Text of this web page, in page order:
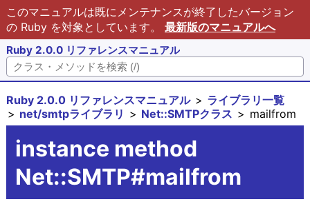
このマニュアルは既にメンテナンスが終了したバージョン
の Ruby を対象としています。 最新版のマニュアルへ
Ruby 2.0.0 リファレンスマニュアル
Ruby 2.0.0 リファレンスマニュアル
ライブラリ一覧
net/smtpライブラリ
Net::SMTPクラス mailfrom
instance method
Net::SMTP#mailfrom